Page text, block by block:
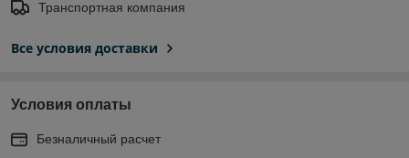
Транспортная компания
Все условия доставки
Условия оплаты
Безналичный расчет